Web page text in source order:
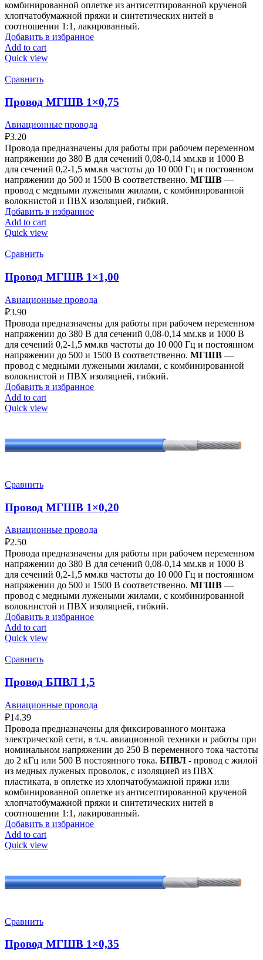
комбинированной оплетке из антисептированной крученой
хлопчатобумажной пряжи и синтетических нитей в
соотношении 1:1, лакированный.
Добавить в избранное
Add to cart
Quick view
Сравнить
Провод МГШВ 1×0,75
Авиационные провода
₽3.20
Провода предназначены для работы при рабочем переменном
напряжении до 380 В для сечений 0,08-0,14 мм.кв и 1000 В
для сечений 0,2-1,5 мм.кв частоты до 10 000 Гц и постоянном
напряжении до 500 и 1500 В соответственно. МГШВ —
провод с медными лужеными жилами, с комбинированной
волокнистой и ПВХ изоляцией, гибкий.
Добавить в избранное
Add to cart
Quick view
Сравнить
Провод МГШВ 1×1,00
Авиационные провода
₽3.90
Провода предназначены для работы при рабочем переменном
напряжении до 380 В для сечений 0,08-0,14 мм.кв и 1000 В
для сечений 0,2-1,5 мм.кв частоты до 10 000 Гц и постоянном
напряжении до 500 и 1500 В соответственно. МГШВ —
провод с медными лужеными жилами, с комбинированной
волокнистой и ПВХ изоляцией, гибкий.
Добавить в избранное
Add to cart
Quick view
Сравнить
Провод МГШВ 1×0,20
Авиационные провода
₽2.50
Провода предназначены для работы при рабочем переменном
напряжении до 380 В для сечений 0,08-0,14 мм.кв и 1000 В
для сечений 0,2-1,5 мм.кв частоты до 10 000 Гц и постоянном
напряжении до 500 и 1500 В соответственно. МГШВ —
провод с медными лужеными жилами, с комбинированной
волокнистой и ПВХ изоляцией, гибкий.
Добавить в избранное
Add to cart
Quick view
Сравнить
Провод БПВЛ 1,5
Авиационные провода
₽14.39
Провода предназначены для фиксированного монтажа
электрической сети, в т.ч. авиационной техники и работы при
номинальном напряжении до 250 В переменного тока частоты
до 2 кГц или 500 В постоянного тока. БПВЛ - провод с жилой
из медных луженых проволок, с изоляцией из ПВХ
пластиката, в оплетке из хлопчатобумажной пряжи или
комбинированной оплетке из антисептированной крученой
хлопчатобумажной пряжи и синтетических нитей в
соотношении 1:1, лакированный.
Добавить в избранное
Add to cart
Quick view
Сравнить
Провод МГШВ 1×0,35